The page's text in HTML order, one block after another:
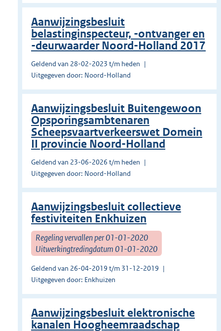
Aanwijzingsbesluit
belastinginspecteur, -ontvanger en
-deurwaarder Noord-Holland 2017
Geldend van 28-02-2023 t/m heden
Uitgegeven door: Noord-Holland
Aanwijzingsbesluit Buitengewoon
Opsporingsambtenaren
Scheepsvaartverkeerswet Domein
II provincie Noord-Holland
Geldend van 23-06-2026 t/m heden
Uitgegeven door: Noord-Holland
Aanwijzingsbesluit collectieve
festiviteiten Enkhuizen
Regeling vervallen per 01-01-2020
Uitwerkingtredingdatum 01-01-2020
Geldend van 26-04-2019 t/m 31-12-2019
Uitgegeven door: Enkhuizen
Aanwijzingsbesluit elektronische
kanalen Hoogheemraadschap